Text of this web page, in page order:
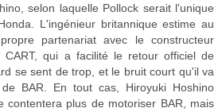
selon laquelle Pollock serait l'unique
L'ingénieur britannique estime au
partenariat avec le constructeur
CART, qui a facilité le retour officiel de
se sent de trop, et le bruit court qu'il va
BAR. En tout cas, Hiroyuki Hoshino
contentera plus de motoriser BAR, mais